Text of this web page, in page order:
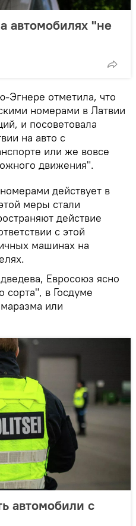
автомобилях "не
Эгнере отметила, что
номерами в Латвии
и посоветовала
на авто с
или же вовсе
движения".
действует в
меры стали
действие
с этой
машинах на
Евросоюз ясно
сорта", в Госдуме
или
автомобили с